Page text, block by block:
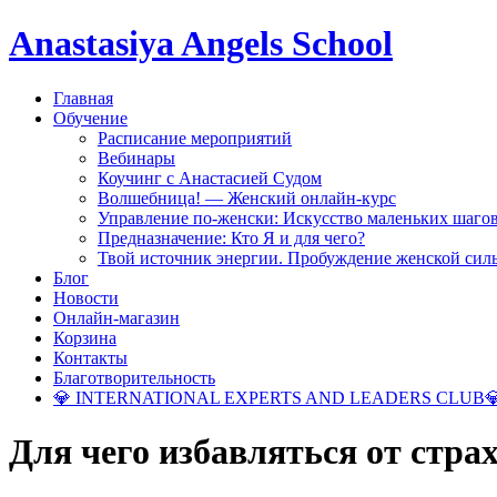
Anastasiya Angels School
Главная
Обучение
Расписание мероприятий
Вебинары
Коучинг с Анастасией Судом
Волшебница! — Женский онлайн-курс
Управление по-женски: Искусство маленьких шагов
Предназначение: Кто Я и для чего?
Твой источник энергии. Пробуждение женской
Блог
Новости
Онлайн-магазин
Корзина
Контакты
Благотворительность
💎 INTERNATIONAL EXPERTS AND LEADERS
Для чего избавляться от